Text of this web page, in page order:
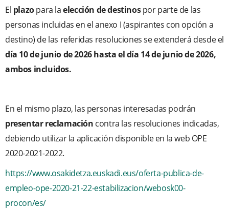
El plazopara laelección de destinospor parte de las
personas incluidas en el anexo I (aspirantes con opción a
destino) de las referidas resoluciones se extenderá desde el
día 10 de junio de 2026 hasta el día 14 de junio de 2026,
ambos incluidos.
En el mismo plazo, las personas interesadas podrán
presentar reclamación contra las resoluciones indicadas,
debiendo utilizar la aplicación disponible en la web OPE
2020-2021-2022.
https://www.osakidetza.euskadi.eus/oferta-publica-de-
empleo-ope-2020-21-22-estabilizacion/webosk00-
procon/es/